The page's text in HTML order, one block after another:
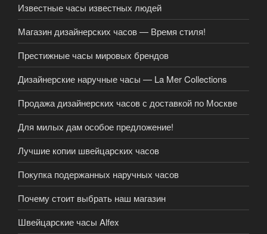
Известные часы известных людей
Магазин дизайнерских часов — Время стиля!
Престижные часы мировых брендов
Дизайнерские наручные часы — La Mer Collections
Продажа дизайнерских часов с доставкой по Москве
Для милых дам особое предложение!
Лучшие копии швейцарских часов
Покупка подержанных наручных часов
Почему стоит выбрать наш магазин
Швейцарские часы Alfex